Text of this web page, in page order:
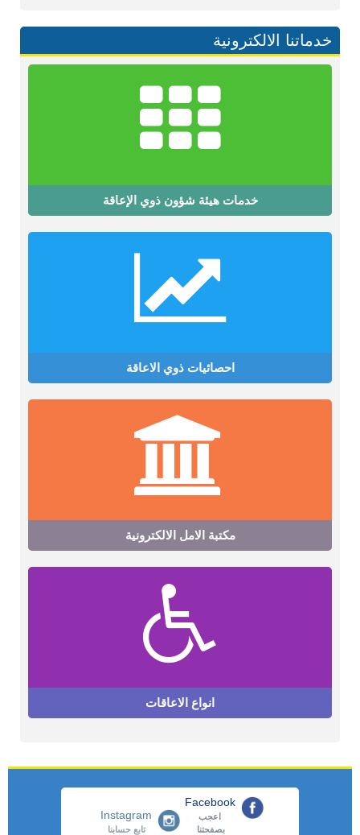
خدماتنا الالكترونية
خدمات هيئة شؤون ذوي الإعاقة
احصائيات ذوي الاعاقة
مكتبة الامل الالكترونية
انواع الاعاقات
Facebook
اعجب
بصفحتنا
Instagram
تابع حسابنا